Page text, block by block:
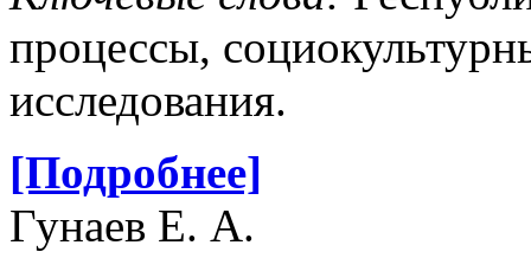
процессы,
исследования.
[Подробнее]
Гунаев Е. А.